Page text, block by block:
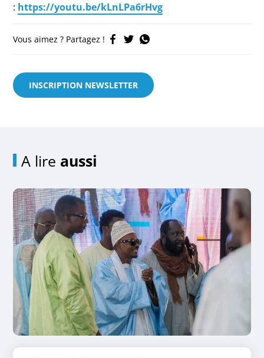
: https://youtu.be/kLnLPa6rHvg
Vous aimez ? Partagez !
INSCRIPTION NEWSLETTER
A lire aussi